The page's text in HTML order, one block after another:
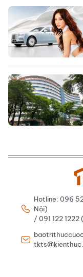
Hotline: 096
Nội)
/ 091 122 1222